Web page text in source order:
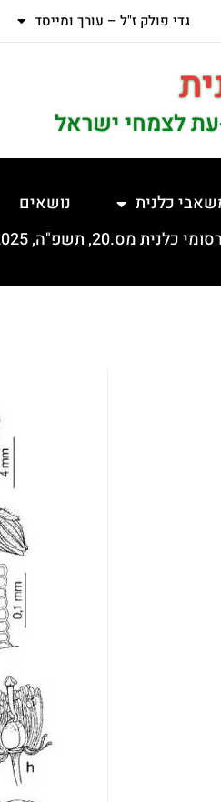
גדי פולק ז"ל – עורך ומייסד
לצמחי ישראל
כלנית נושאים
מס.20, תשפ"ה, 5.2.2025